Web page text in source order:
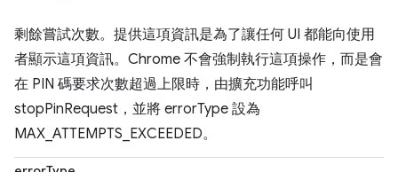
剩餘嘗試次數。提供這項資訊是為了讓任何 UI 都能向使用
者顯示這項資訊。Chrome 不會強制執行這項操作，而是會
在 PIN 碼要求次數超過上限時，由擴充功能呼叫
stopPinRequest，並將 errorType 設為
MAX_ATTEMPTS_EXCEEDED。